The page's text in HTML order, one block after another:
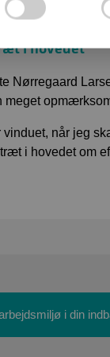
anbefalet, så
i hovedet
Nørregaard
når jeg
i hovedet om
i din